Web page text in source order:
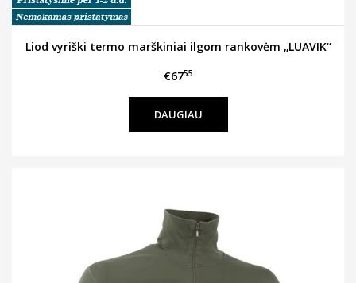
Liod vyriški termo marškiniai ilgom rankovėm „LUAVIK“
€6755
DAUGIAU